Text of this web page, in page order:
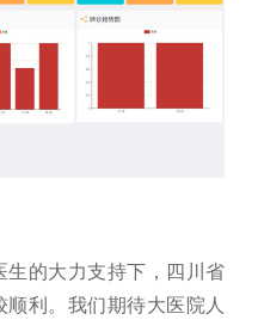
生的大力支持下，四川省
利。我们期待大医院人